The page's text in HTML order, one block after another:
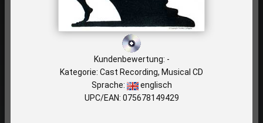
Kundenbewertung: -
Kategorie: Cast Recording, Musical CD
Sprache:
englisch
UPC/EAN: 075678149429